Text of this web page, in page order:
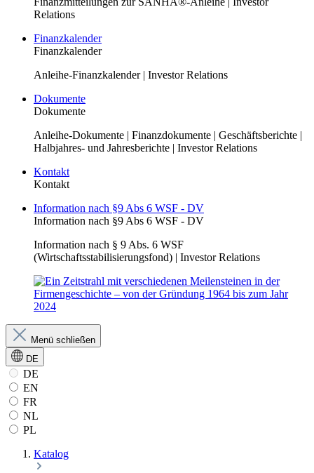
Relations
Finanzkalender
Finanzkalender
Anleihe-Finanzkalender | Investor Relations
Dokumente
Dokumente
Anleihe-Dokumente | Finanzdokumente | Geschäftsberichte |
Halbjahres- und Jahresberichte | Investor Relations
Kontakt
Kontakt
Information nach §9 Abs 6 WSF - DV
Information nach §9 Abs 6 WSF - DV
Information nach § 9 Abs. 6 WSF
(Wirtschaftsstabilisierungsfond) | Investor Relations
Menü schließen
DE
DE
EN
FR
NL
PL
Katalog